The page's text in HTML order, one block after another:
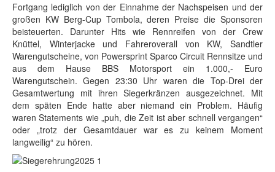
Fortgang lediglich von der Einnahme der Nachspeisen und der
großen KW Berg-Cup Tombola, deren Preise die Sponsoren
beisteuerten. Darunter Hits wie Rennreifen von der Crew
Knüttel, Winterjacke und Fahreroverall von KW, Sandtler
Warengutscheine, von Powersprint Sparco Circuit Rennsitze und
aus dem Hause BBS Motorsport ein 1.000,- Euro
Warengutschein. Gegen 23:30 Uhr waren die Top-Drei der
Gesamtwertung mit ihren Siegerkränzen ausgezeichnet. Mit
dem späten Ende hatte aber niemand ein Problem. Häufig
waren Statements wie „puh, die Zeit ist aber schnell vergangen“
oder „trotz der Gesamtdauer war es zu keinem Moment
langweilig“ zu hören.